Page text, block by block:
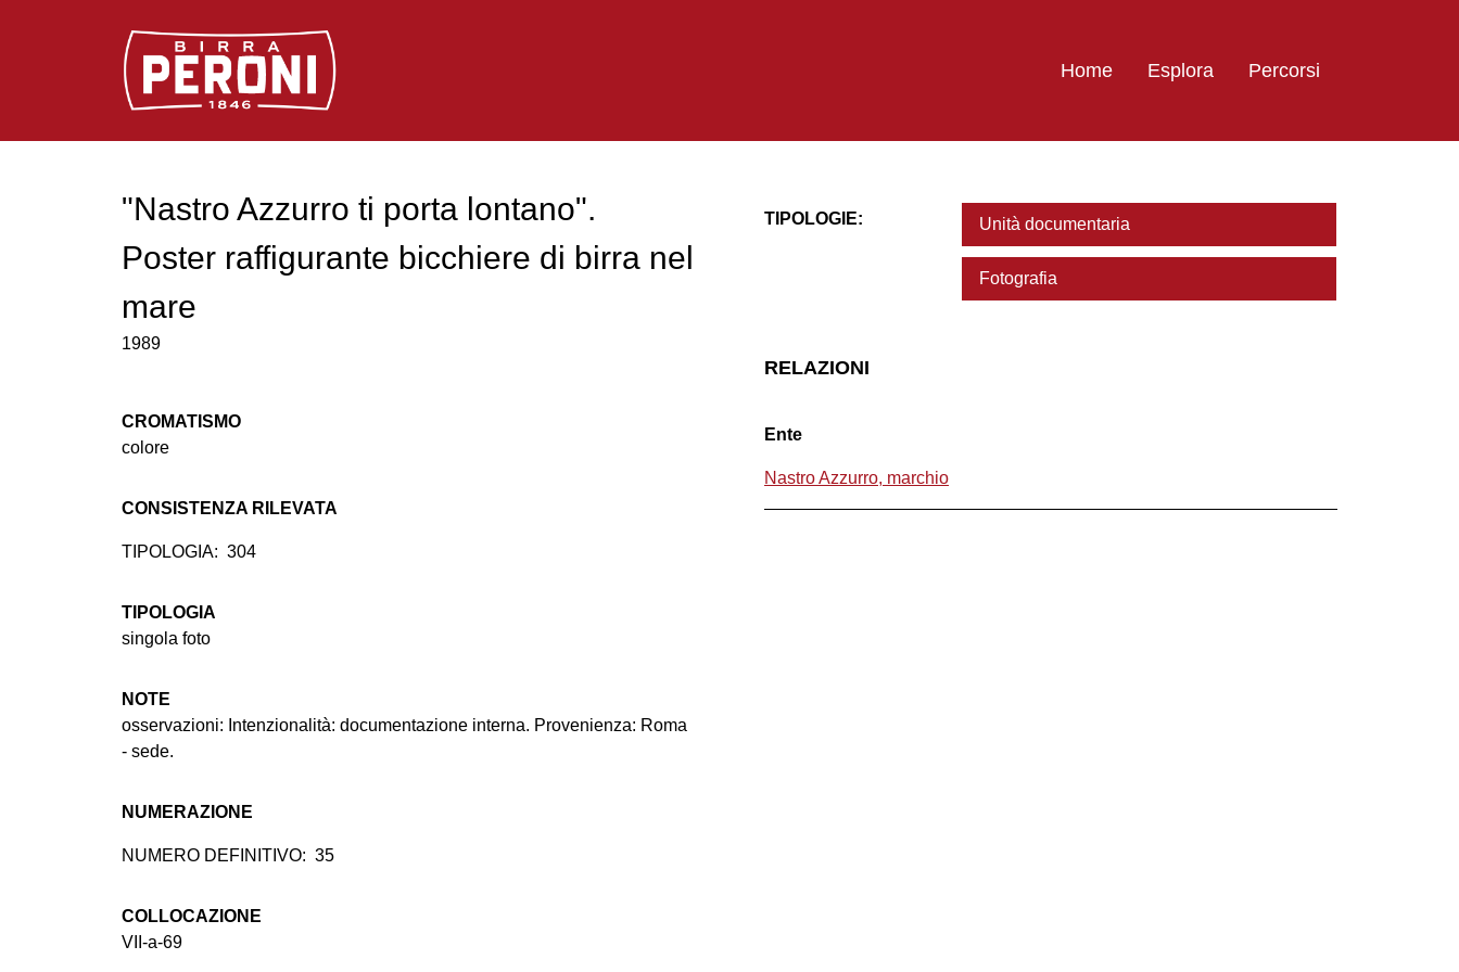
Logo Birra Peroni
Home Esplora Percorsi
"Nastro Azzurro ti porta lontano".
Poster raffigurante bicchiere di birra nel
mare
1989
CROMATISMO
colore
CONSISTENZA RILEVATA
TIPOLOGIA: 304
TIPOLOGIA
singola foto
NOTE
osservazioni: Intenzionalità: documentazione interna. Provenienza: Roma
- sede.
NUMERAZIONE
NUMERO DEFINITIVO: 35
COLLOCAZIONE
VII-a-69
TIPOLOGIE: Unità documentaria
Fotografia
RELAZIONI
Ente
Nastro Azzurro, marchio